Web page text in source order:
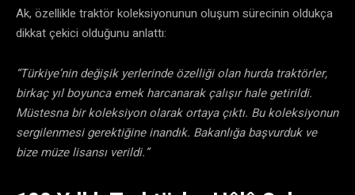
Ak, özellikle traktör koleksiyonunun oluşum sürecinin oldukça
dikkat çekici olduğunu anlattı:
“Türkiye’nin değişik yerlerinde özelliği olan hurda traktörler,
birkaç yıl boyunca emek harcanarak çalışır hale getirildi.
Müstesna bir koleksiyon olarak ortaya çıktı. Bu koleksiyonun
sergilenmesi gerektiğine inandık. Bakanlığa başvurduk ve
bize müze lisansı verildi.”